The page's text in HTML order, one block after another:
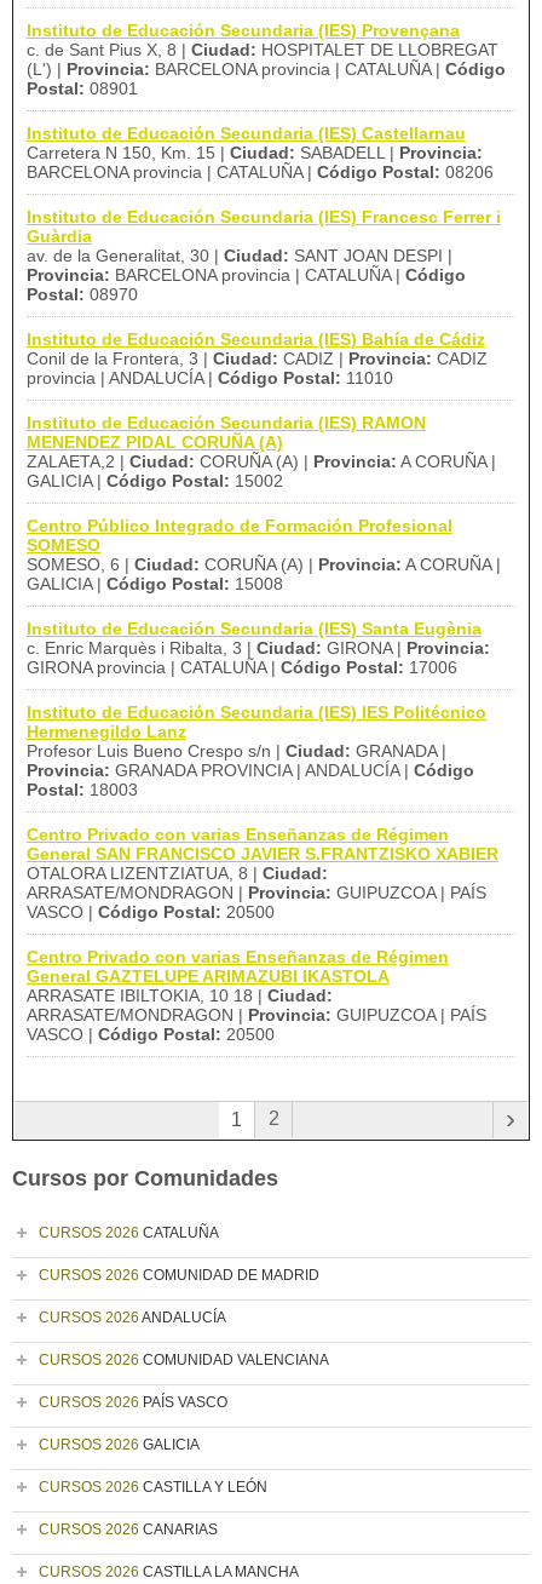
Instituto de Educación Secundaria (IES) Provençana
c. de Sant Pius X, 8 | Ciudad: HOSPITALET DE LLOBREGAT
(L') | Provincia: BARCELONA provincia | CATALUÑA | Código
Postal: 08901
Instituto de Educación Secundaria (IES) Castellarnau
Carretera N 150, Km. 15 | Ciudad: SABADELL | Provincia:
BARCELONA provincia | CATALUÑA | Código Postal: 08206
Instituto de Educación Secundaria (IES) Francesc Ferrer i
Guàrdia
av. de la Generalitat, 30 | Ciudad: SANT JOAN DESPI |
Provincia: BARCELONA provincia | CATALUÑA | Código
Postal: 08970
Instituto de Educación Secundaria (IES) Bahía de Cádiz
Conil de la Frontera, 3 | Ciudad: CADIZ | Provincia: CADIZ
provincia | ANDALUCÍA | Código Postal: 11010
Instituto de Educación Secundaria (IES) RAMON
MENENDEZ PIDAL CORUÑA (A)
ZALAETA,2 | Ciudad: CORUÑA (A) | Provincia: A CORUÑA |
GALICIA | Código Postal: 15002
Centro Público Integrado de Formación Profesional
SOMESO
SOMESO, 6 | Ciudad: CORUÑA (A) | Provincia: A CORUÑA |
GALICIA | Código Postal: 15008
Instituto de Educación Secundaria (IES) Santa Eugènia
c. Enric Marquès i Ribalta, 3 | Ciudad: GIRONA | Provincia:
GIRONA provincia | CATALUÑA | Código Postal: 17006
Instituto de Educación Secundaria (IES) IES Politécnico
Hermenegildo Lanz
Profesor Luis Bueno Crespo s/n | Ciudad: GRANADA |
Provincia: GRANADA PROVINCIA | ANDALUCÍA | Código
Postal: 18003
Centro Privado con varias Enseñanzas de Régimen
General SAN FRANCISCO JAVIER S.FRANTZISKO XABIER
OTALORA LIZENTZIATUA, 8 | Ciudad:
ARRASATE/MONDRAGON | Provincia: GUIPUZCOA | PAÍS
VASCO | Código Postal: 20500
Centro Privado con varias Enseñanzas de Régimen
General GAZTELUPE ARIMAZUBI IKASTOLA
ARRASATE IBILTOKIA, 10 18 | Ciudad:
ARRASATE/MONDRAGON | Provincia: GUIPUZCOA | PAÍS
VASCO | Código Postal: 20500
1 2 ›
Cursos por Comunidades
CURSOS 2026 CATALUÑA
CURSOS 2026 COMUNIDAD DE MADRID
CURSOS 2026 ANDALUCÍA
CURSOS 2026 COMUNIDAD VALENCIANA
CURSOS 2026 PAÍS VASCO
CURSOS 2026 GALICIA
CURSOS 2026 CASTILLA Y LEÓN
CURSOS 2026 CANARIAS
CURSOS 2026 CASTILLA LA MANCHA